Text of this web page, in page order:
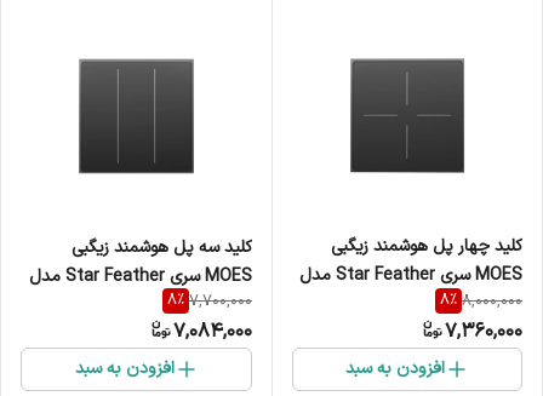
کلید چهار پل هوشمند زیگبی
MOES سری Star Feather مدل
ZS-SF-EU4
8,000,000
8%
7,360,000
افزودن به سبد
کلید سه پل هوشمند زیگبی
MOES سری Star Feather مدل
ZS-SF-EU3
7,700,000
8%
7,084,000
افزودن به سبد